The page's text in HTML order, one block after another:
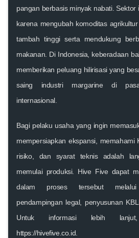
pangan berbasis minyak nabati. Sektor
karena mengubah komoditas
tambah tinggi serta mendukung
makanan. Di Indonesia, keberadaan
memberikan peluang hilirisasi yang
saing industri margarine di
internasional.
Bagi pelaku usaha yang ingin
mempersiapkan ekspansi, memahami
risiko, dan syarat teknis adalah
memulai produksi. Hive Five dapat
dalam proses tersebut melalui
pendampingan legal, penyusunan
Untuk informasi lebih
https://hivefive.co.id